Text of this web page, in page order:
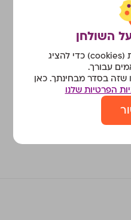
מינוי
במערכת
עבור השירות
המינוי
השולחן
אנחנו משתמשים בעוגיות (cookies) כדי להציג
עבורך.
שזה בסדר מבחינתך. כאן
הפרטיות שלנו